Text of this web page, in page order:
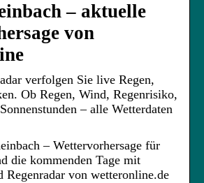
– aktuelle
von
verfolgen Sie live Regen,
Ob Regen, Wind, Regenrisiko,
– alle Wetterdaten
– Wettervorhersage für
die kommenden Tage mit
Regenradar von wetteronline.de